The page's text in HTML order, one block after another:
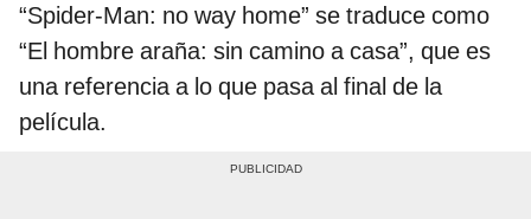
“Spider-Man: no way home” se traduce como
“El hombre araña: sin camino a casa”, que es
una referencia a lo que pasa al final de la
película.